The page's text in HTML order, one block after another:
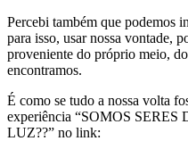
Percebi também que podemos
para isso, usar nossa vontade,
proveniente do próprio meio,
encontramos.
É como se tudo a nossa volta
experiência “SOMOS
LUZ??” no link: